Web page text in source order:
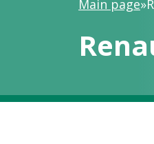
Main page»